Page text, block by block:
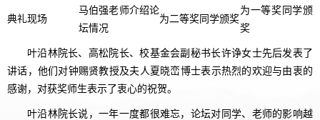
典礼现场
马伯强老师介绍论
坛情况
为二等奖同学颁奖
为一等奖同学颁
奖
叶沿林院长、高松院长、校基金会副秘书长许诤女士先后发表了
讲话，他们对钟赐贤教授及夫人夏晓峦博士表示热烈的欢迎与由衷的
感谢，对获奖师生表示了衷心的祝贺。
叶沿林院长说，一年一度都很难忘，论坛对同学、老师的影响越